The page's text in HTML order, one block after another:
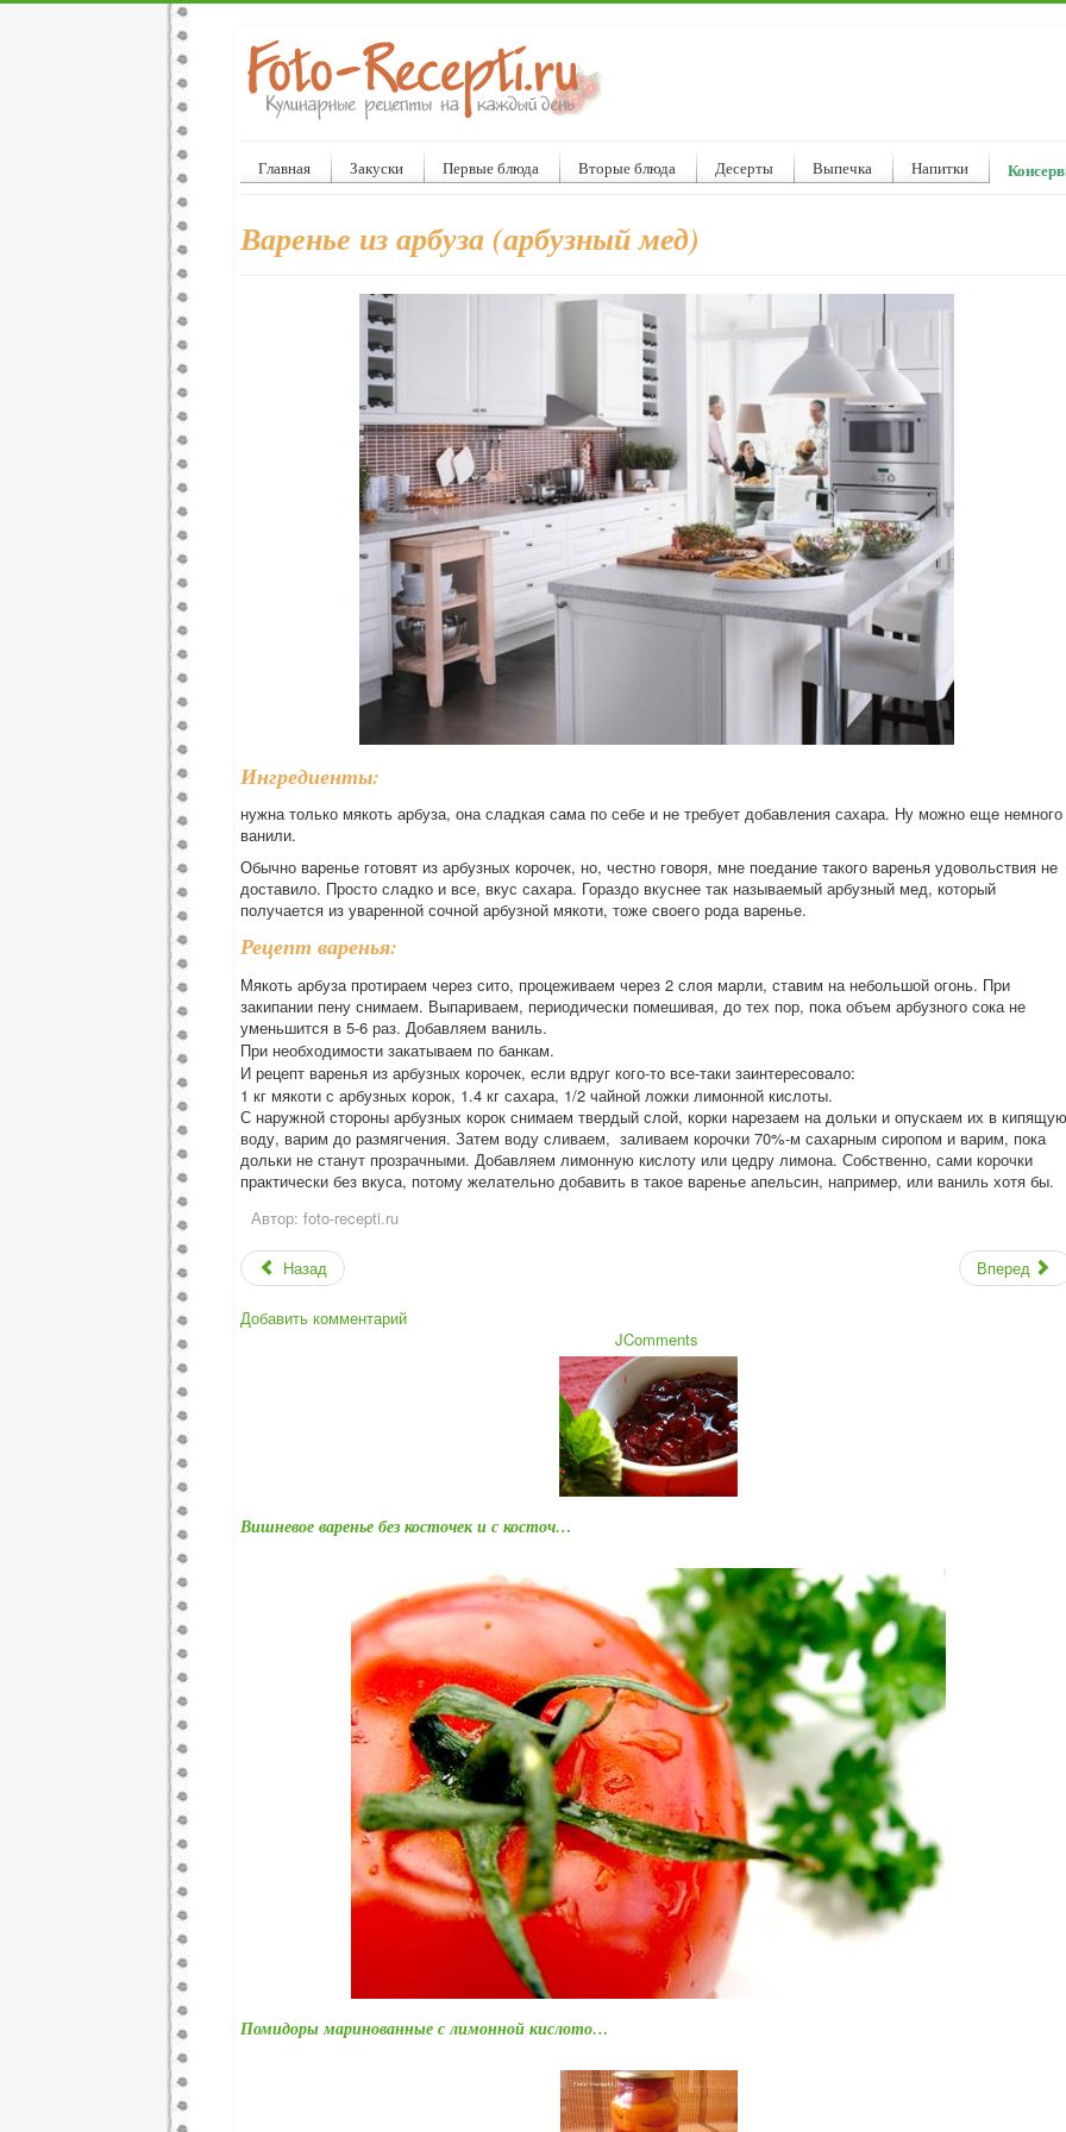
Главная Закуски Первые блюда Вторые блюда Десерты Выпечка Напитки
Варенье из арбуза (арбузный мед)
Ингредиенты:
нужна только мякоть арбуза, она сладкая сама по себе и не требует добавления сахара. Ну можно еще немного
ванили.
Обычно варенье готовят из арбузных корочек, но, честно говоря, мне поедание такого варенья удовольствия не
доставило. Просто сладко и все, вкус сахара. Гораздо вкуснее так называемый арбузный мед, который
получается из уваренной сочной арбузной мякоти, тоже своего рода варенье.
Рецепт варенья:
Мякоть арбуза протираем через сито, процеживаем через 2 слоя марли, ставим на небольшой огонь. При
закипании пену снимаем. Выпариваем, периодически помешивая, до тех пор, пока объем арбузного сока не
уменьшится в 5-6 раз. Добавляем ваниль.
При необходимости закатываем по банкам.
И рецепт варенья из арбузных корочек, если вдруг кого-то все-таки заинтересовало:
1 кг мякоти с арбузных корок, 1.4 кг сахара, 1/2 чайной ложки лимонной кислоты.
С наружной стороны арбузных корок снимаем твердый слой, корки нарезаем на дольки и опускаем их в кипящую
воду, варим до размягчения. Затем воду сливаем, заливаем корочки 70%-м сахарным сиропом и варим, пока
дольки не станут прозрачными. Добавляем лимонную кислоту или цедру лимона. Собственно, сами корочки
практически без вкуса, потому желательно добавить в такое варенье апельсин, например, или ваниль хотя бы.
Автор: foto-recepti.ru
Назад Вперед
Добавить комментарий
JComments
Вишневое варенье без косточек и с косточ…
Помидоры маринованные с лимонной кислото…